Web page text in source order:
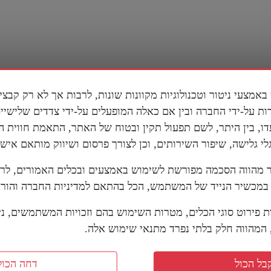
ה"אחים המוסלמים"
של טראמפ מול איראן:
שחמט בזמן שכולם
על-ידי החברה ובין אם כאלה המופעלים על-ידי צדדים
בין היתר, לשם תפעול תקין ובטוח של האתר, התאמת חווית
גלישה, שיפור השירותים, וכן לצורך פרסום ושיווק מותאם
הסכמה מפורשת לשימוש באמצעים ובכלים האמורים,
הנייד של המשתמש, הכל בהתאם למדיניות החברה
פירוט סוגי הכלים, מטרות השימוש בהם וזכויות המשתמשים,
חלק בלתי נפרד מתנאי שימוש אלה.
דחה הכול